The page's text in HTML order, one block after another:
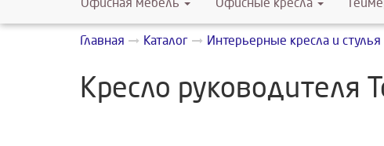
Офисная мебель Офисные кресла
Главная Каталог Интерьерные кресла и стулья
Кресло руководителя